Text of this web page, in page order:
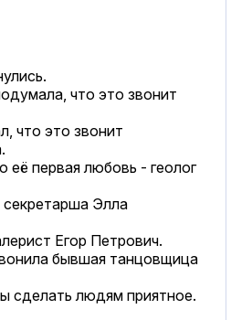
что это звонит
что это звонит
её первая любовь - геолог
Элла
Егор Петрович.
бывшая танцовщица
сделать людям приятное.